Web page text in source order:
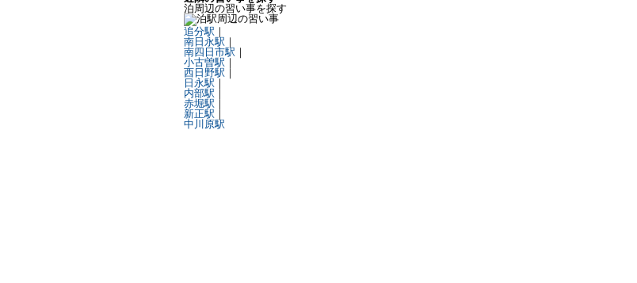
泊周辺の習い事を探す
追分駅 ｜
南日永駅 ｜
南四日市駅 ｜
小古曽駅 ｜
西日野駅 ｜
日永駅 ｜
内部駅 ｜
赤堀駅 ｜
新正駅 ｜
中川原駅